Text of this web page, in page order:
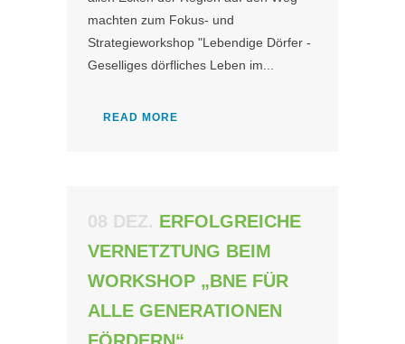
machten zum Fokus- und
Strategieworkshop "Lebendige Dörfer -
Geselliges dörfliches Leben im...
READ MORE
08 DEZ. ERFOLGREICHE
VERNETZTUNG BEIM
WORKSHOP „BNE FÜR
ALLE GENERATIONEN